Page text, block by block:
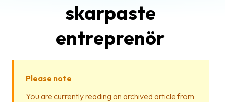
is
skarpaste
entreprenör
Please note
You are currently reading an archived article from